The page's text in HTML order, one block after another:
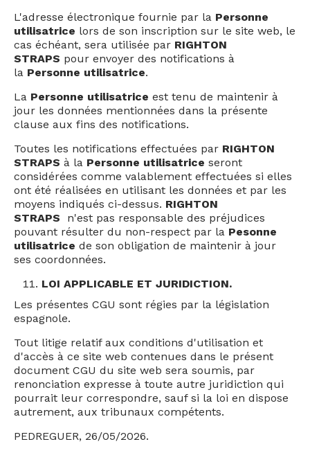
L'adresse électronique fournie par la Personne
utilisatrice lors de son inscription sur le site web, le
cas échéant, sera utilisée par RIGHTON
STRAPS pour envoyer des notifications à
la Personne utilisatrice.
La Personne utilisatrice est tenu de maintenir à
jour les données mentionnées dans la présente
clause aux fins des notifications.
Toutes les notifications effectuées par RIGHTON
STRAPS à la Personne utilisatrice seront
considérées comme valablement effectuées si elles
ont été réalisées en utilisant les données et par les
moyens indiqués ci-dessus. RIGHTON
STRAPS n'est pas responsable des préjudices
pouvant résulter du non-respect par la Pesonne
utilisatrice de son obligation de maintenir à jour
ses coordonnées.
LOI APPLICABLE ET JURIDICTION.
Les présentes CGU sont régies par la législation
espagnole.
Tout litige relatif aux conditions d'utilisation et
d'accès à ce site web contenues dans le présent
document CGU du site web sera soumis, par
renonciation expresse à toute autre juridiction qui
pourrait leur correspondre, sauf si la loi en dispose
autrement, aux tribunaux compétents.
PEDREGUER, 26/05/2026.